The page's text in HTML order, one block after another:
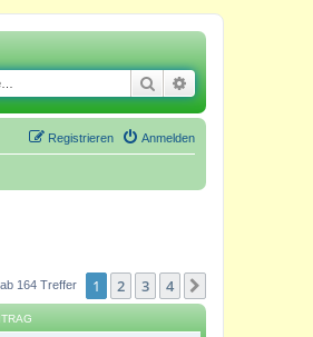
Suche
Anmelden
Registrieren
164 Treffer 1 2 3 4